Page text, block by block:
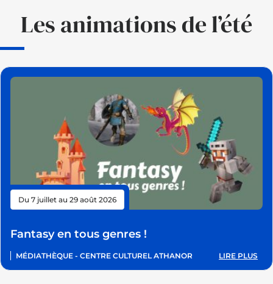
Les animations de l’été
Du 7 juillet au 29 août 2026
Fantasy en tous genres !
MÉDIATHÈQUE - CENTRE CULTUREL ATHANOR LIRE PLUS
:
FANTASY